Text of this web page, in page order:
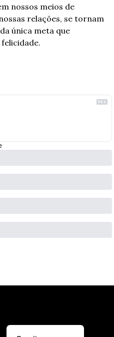
nossos meios de
relações, se tornam
única meta que